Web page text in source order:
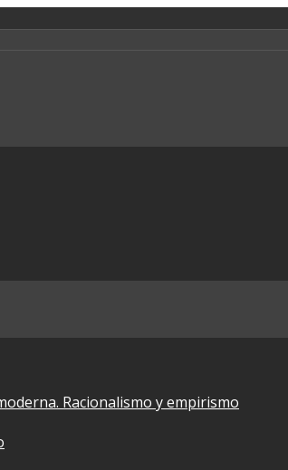
Racionalismo y empirismo